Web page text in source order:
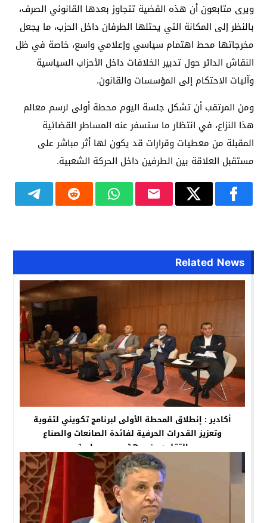
ويرى متابعون أن هذه القضية تتجاوز بعدها القانوني الصرف،
بالنظر إلى المكانة التي يحتلها الطرفان داخل الحزب، ما يجعل
مخرجاتها محط اهتمام سياسي وإعلامي واسع، خاصة في ظل
النقاش الدائر حول تدبير الخلافات داخل الأحزاب السياسية
وآليات الاحتكام إلى المؤسسات والقانون.
ومن المرتقب أن تشكل جلسة اليوم محطة أولى لرسم معالم
هذا النزاع، في انتظار ما ستسفر عنه المساطر القضائية
المقبلة من معطيات وقرارات قد يكون لها أثر مباشر على
مستقبل العلاقة بين الطرفين داخل الحركة الشعبية.
Related News
أكادير : إنطلاق المحطة الأولى لبرنامج تكويني لتقوية
وتعزيز القدرات الحرفية لفائدة الصانعات والصناع
التقليديين بجهة سوس ماسة